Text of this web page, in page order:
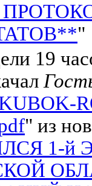
"
19
" из
1-й